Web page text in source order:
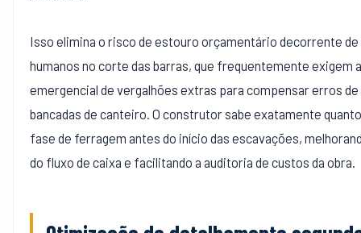
Isso elimina o risco de estouro orçamentário decorrente
humanos no corte das barras, que frequentemente exigem
emergencial de vergalhões extras para compensar erros
bancadas de canteiro. O construtor sabe exatamente
fase de ferragem antes do início das escavações,
do fluxo de caixa e facilitando a auditoria de custos da obra.